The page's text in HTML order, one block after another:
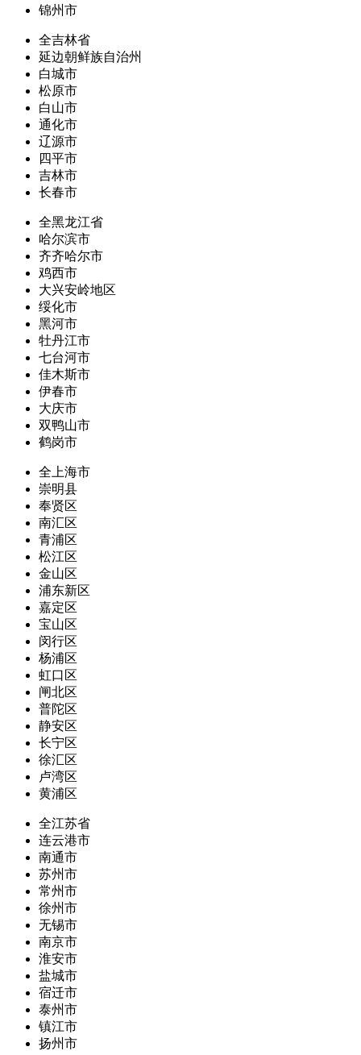
锦州市
全吉林省
延边朝鲜族自治州
白城市
松原市
白山市
通化市
辽源市
四平市
吉林市
长春市
全黑龙江省
哈尔滨市
齐齐哈尔市
鸡西市
大兴安岭地区
绥化市
黑河市
牡丹江市
七台河市
佳木斯市
伊春市
大庆市
双鸭山市
鹤岗市
全上海市
崇明县
奉贤区
南汇区
青浦区
松江区
金山区
浦东新区
嘉定区
宝山区
闵行区
杨浦区
虹口区
闸北区
普陀区
静安区
长宁区
徐汇区
卢湾区
黄浦区
全江苏省
连云港市
南通市
苏州市
常州市
徐州市
无锡市
南京市
淮安市
盐城市
宿迁市
泰州市
镇江市
扬州市